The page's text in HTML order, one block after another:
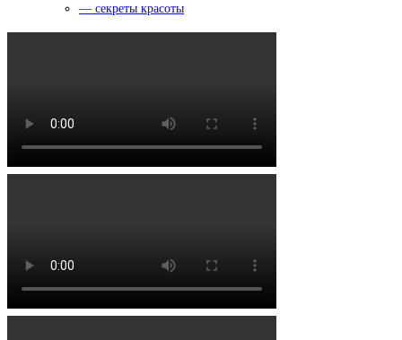
— секреты красоты